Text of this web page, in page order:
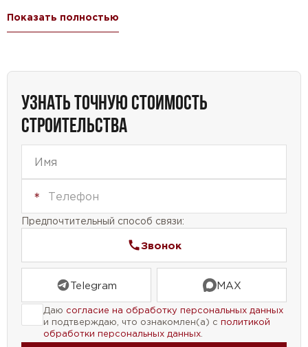
Если вы мечтаете о доме с мансардой, пятью
59 — ваш идеальный выбор. Он сочетает в себе
комфортного проживания и приятного
времяпрепровождения.
разработали этот проект с учетом всех
уверены, что он станет идеальным решением для
вашей семьи.
Показать полностью
УЗНАТЬ ТОЧНУЮ СТОИМОСТЬ
СТРОИТЕЛЬСТВА
Предпочтительный способ связи:
Звонок
Telegram MAX
Даю согласие на обработку персональных данных
и подтверждаю, что ознакомлен(а) с политикой
обработки персональных данных.